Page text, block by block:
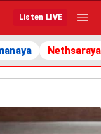
Listen LIVE
Nethsaraya